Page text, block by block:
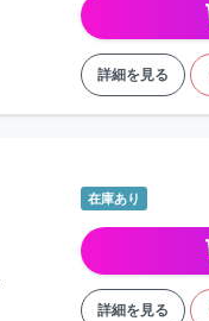
詳細を見る
在庫あり
詳細を見る